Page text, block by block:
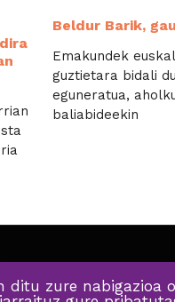
Beldur Barik,
Emakundek
guztietara bidali
eguneratua,
baliabideekin
ditu zure nabigazioa